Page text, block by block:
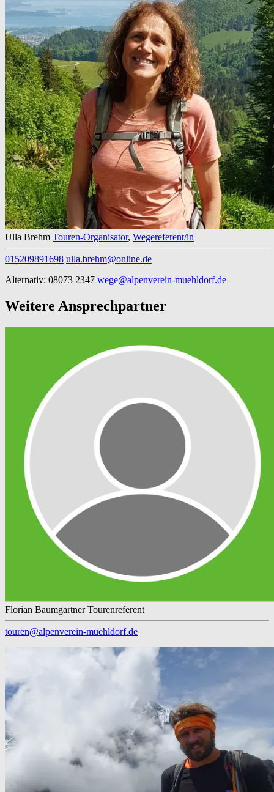
Ulla Brehm Touren-Organisator, Wegereferent/in
015209891698 ulla.brehm@online.de
Alternativ: 08073 2347 wege@alpenverein-muehldorf.de
Weitere Ansprechpartner
Florian Baumgartner Tourenreferent
touren@alpenverein-muehldorf.de